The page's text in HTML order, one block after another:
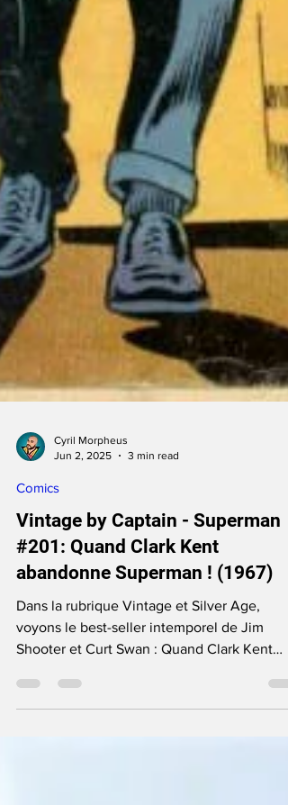
Comics
Vintage by Captain - Superman
#201: Quand Clark Kent
abandonne Superman ! (1967)
Dans la rubrique Vintage et Silver Age,
voyons le best-seller intemporel de Jim
Shooter et Curt Swan : Quand Clark Kent